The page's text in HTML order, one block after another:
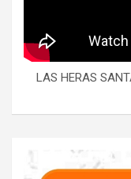
LAS HERAS